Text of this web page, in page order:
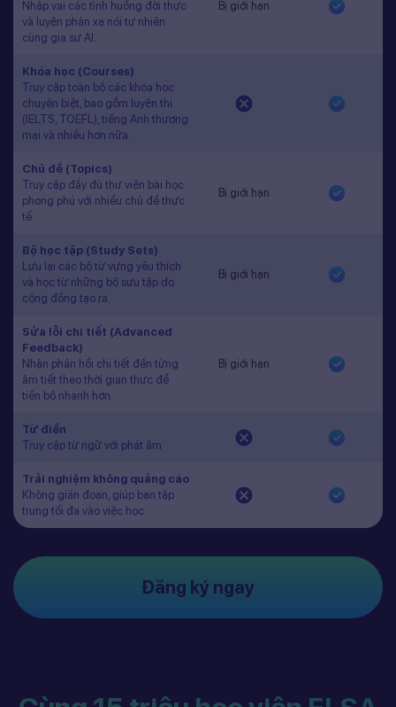
Nhập vai các tình huống đời thực
và luyện phản xạ nói tự nhiên
cùng gia sư AI.
Bị giới hạn
Khóa học (Courses)
Truy cập toàn bộ các khóa học
chuyên biệt, bao gồm luyện thi
(IELTS, TOEFL), tiếng Anh thương
mại và nhiều hơn nữa.
Chủ đề (Topics)
Truy cập đầy đủ thư viện bài học
phong phú với nhiều chủ đề thực
tế.
Bị giới hạn
Bộ học tập (Study Sets)
Lưu lại các bộ từ vựng yêu thích
và học từ những bộ sưu tập do
cộng đồng tạo ra.
Bị giới hạn
Sửa lỗi chi tiết (Advanced
Feedback)
Nhận phản hồi chi tiết đến từng
âm tiết theo thời gian thực để
tiến bộ nhanh hơn.
Bị giới hạn
Từ điển
Truy cập từ ngữ với phát âm
Trải nghiệm không quảng cáo
Không gián đoạn, giúp bạn tập
trung tối đa vào việc học.
Đăng ký ngay